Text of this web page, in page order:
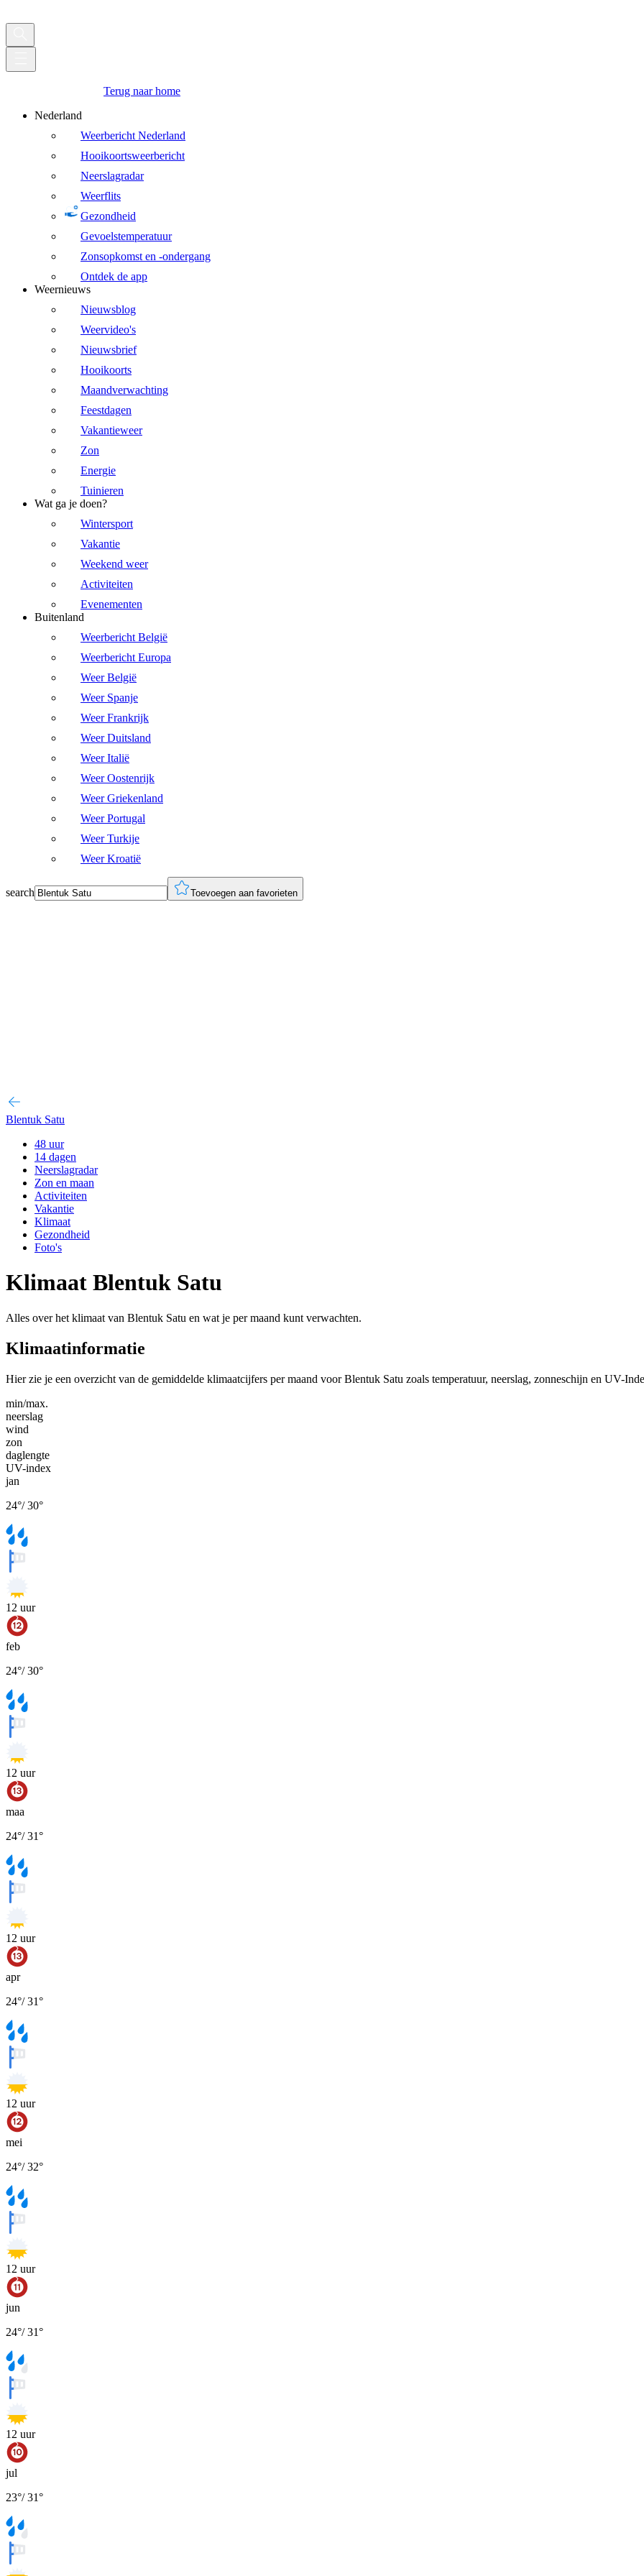
Terug naar home
Nederland
Weerbericht Nederland
Hooikoortsweerbericht
Neerslagradar
Weerflits
Gezondheid
Gevoelstemperatuur
Zonsopkomst en -ondergang
Ontdek de app
Weernieuws
Nieuwsblog
Weervideo's
Nieuwsbrief
Hooikoorts
Maandverwachting
Feestdagen
Vakantieweer
Zon
Energie
Tuinieren
Wat ga je doen?
Wintersport
Vakantie
Weekend weer
Activiteiten
Evenementen
Buitenland
Weerbericht België
Weerbericht Europa
Weer België
Weer Spanje
Weer Frankrijk
Weer Duitsland
Weer Italië
Weer Oostenrijk
Weer Griekenland
Weer Portugal
Weer Turkije
Weer Kroatië
search Toevoegen aan favorieten
Blentuk Satu
48 uur
14 dagen
Neerslagradar
Zon en maan
Activiteiten
Vakantie
Klimaat
Gezondheid
Foto's
Klimaat Blentuk Satu
Alles over het klimaat van Blentuk Satu en wat je per maand kunt verwachten.
Klimaatinformatie
Hier zie je een overzicht van de gemiddelde klimaatcijfers per maand voor Blentuk Satu zoals temperatuur, neerslag, zonneschijn en UV-
min/max.
neerslag
wind
zon
daglengte
UV-index
jan
24°/30°
12 uur
feb
24°/30°
12 uur
maa
24°/31°
12 uur
apr
24°/31°
12 uur
mei
24°/32°
12 uur
jun
24°/31°
12 uur
jul
23°/31°